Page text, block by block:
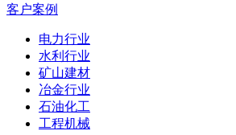
客户案例
电力行业
水利行业
矿山建材
冶金行业
石油化工
工程机械